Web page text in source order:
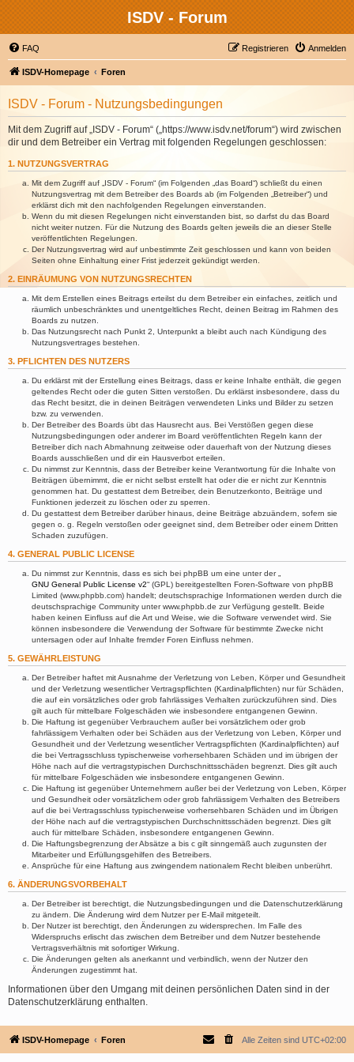
ISDV - Forum
FAQ Anmelden
Registrieren
ISDV-Homepage Foren
ISDV - Forum - Nutzungsbedingungen
Mit dem Zugriff auf „ISDV - Forum“ („https://www.isdv.net/forum“) wird zwischen
dir und dem Betreiber ein Vertrag mit folgenden Regelungen geschlossen:
1. NUTZUNGSVERTRAG
Mit dem Zugriff auf „ISDV - Forum“ (im Folgenden „das Board“) schließt du einen
Nutzungsvertrag mit dem Betreiber des Boards ab (im Folgenden „Betreiber“) und
erklärst dich mit den nachfolgenden Regelungen einverstanden.
Wenn du mit diesen Regelungen nicht einverstanden bist, so darfst du das Board
nicht weiter nutzen. Für die Nutzung des Boards gelten jeweils die an dieser Stelle
veröffentlichten Regelungen.
Der Nutzungsvertrag wird auf unbestimmte Zeit geschlossen und kann von beiden
Seiten ohne Einhaltung einer Frist jederzeit gekündigt werden.
2. EINRÄUMUNG VON NUTZUNGSRECHTEN
Mit dem Erstellen eines Beitrags erteilst du dem Betreiber ein einfaches, zeitlich und
räumlich unbeschränktes und unentgeltliches Recht, deinen Beitrag im Rahmen des
Boards zu nutzen.
Das Nutzungsrecht nach Punkt 2, Unterpunkt a bleibt auch nach Kündigung des
Nutzungsvertrages bestehen.
3. PFLICHTEN DES NUTZERS
Du erklärst mit der Erstellung eines Beitrags, dass er keine Inhalte enthält, die gegen
geltendes Recht oder die guten Sitten verstoßen. Du erklärst insbesondere, dass du
das Recht besitzt, die in deinen Beiträgen verwendeten Links und Bilder zu setzen
bzw. zu verwenden.
Der Betreiber des Boards übt das Hausrecht aus. Bei Verstößen gegen diese
Nutzungsbedingungen oder anderer im Board veröffentlichten Regeln kann der
Betreiber dich nach Abmahnung zeitweise oder dauerhaft von der Nutzung dieses
Boards ausschließen und dir ein Hausverbot erteilen.
Du nimmst zur Kenntnis, dass der Betreiber keine Verantwortung für die Inhalte von
Beiträgen übernimmt, die er nicht selbst erstellt hat oder die er nicht zur Kenntnis
genommen hat. Du gestattest dem Betreiber, dein Benutzerkonto, Beiträge und
Funktionen jederzeit zu löschen oder zu sperren.
Du gestattest dem Betreiber darüber hinaus, deine Beiträge abzuändern, sofern sie
gegen o. g. Regeln verstoßen oder geeignet sind, dem Betreiber oder einem Dritten
Schaden zuzufügen.
4. GENERAL PUBLIC LICENSE
Du nimmst zur Kenntnis, dass es sich bei phpBB um eine unter der „
GNU General Public License v2“ (GPL) bereitgestellten Foren-Software von phpBB
Limited (www.phpbb.com) handelt; deutschsprachige Informationen werden durch die
deutschsprachige Community unter www.phpbb.de zur Verfügung gestellt. Beide
haben keinen Einfluss auf die Art und Weise, wie die Software verwendet wird. Sie
können insbesondere die Verwendung der Software für bestimmte Zwecke nicht
untersagen oder auf Inhalte fremder Foren Einfluss nehmen.
5. GEWÄHRLEISTUNG
Der Betreiber haftet mit Ausnahme der Verletzung von Leben, Körper und Gesundheit
und der Verletzung wesentlicher Vertragspflichten (Kardinalpflichten) nur für Schäden,
die auf ein vorsätzliches oder grob fahrlässiges Verhalten zurückzuführen sind. Dies
gilt auch für mittelbare Folgeschäden wie insbesondere entgangenen Gewinn.
Die Haftung ist gegenüber Verbrauchern außer bei vorsätzlichem oder grob
fahrlässigem Verhalten oder bei Schäden aus der Verletzung von Leben, Körper und
Gesundheit und der Verletzung wesentlicher Vertragspflichten (Kardinalpflichten) auf
die bei Vertragsschluss typischerweise vorhersehbaren Schäden und im übrigen der
Höhe nach auf die vertragstypischen Durchschnittsschäden begrenzt. Dies gilt auch
für mittelbare Folgeschäden wie insbesondere entgangenen Gewinn.
Die Haftung ist gegenüber Unternehmern außer bei der Verletzung von Leben, Körper
und Gesundheit oder vorsätzlichem oder grob fahrlässigem Verhalten des Betreibers
auf die bei Vertragsschluss typischerweise vorhersehbaren Schäden und im Übrigen
der Höhe nach auf die vertragstypischen Durchschnittsschäden begrenzt. Dies gilt
auch für mittelbare Schäden, insbesondere entgangenen Gewinn.
Die Haftungsbegrenzung der Absätze a bis c gilt sinngemäß auch zugunsten der
Mitarbeiter und Erfüllungsgehilfen des Betreibers.
Ansprüche für eine Haftung aus zwingendem nationalem Recht bleiben unberührt.
6. ÄNDERUNGSVORBEHALT
Der Betreiber ist berechtigt, die Nutzungsbedingungen und die Datenschutzerklärung
zu ändern. Die Änderung wird dem Nutzer per E-Mail mitgeteilt.
Der Nutzer ist berechtigt, den Änderungen zu widersprechen. Im Falle des
Widerspruchs erlischt das zwischen dem Betreiber und dem Nutzer bestehende
Vertragsverhältnis mit sofortiger Wirkung.
Die Änderungen gelten als anerkannt und verbindlich, wenn der Nutzer den
Änderungen zugestimmt hat.
Informationen über den Umgang mit deinen persönlichen Daten sind in der
Datenschutzerklärung enthalten.
ISDV-Homepage Foren Alle Zeiten sind UTC+02:00